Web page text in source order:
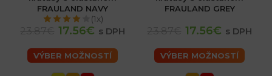
FRAULAND NAVY
(1x)
17.56€ s DPH
VÝBER MOŽNOSTÍ
FRAULAND GREY
17.56€ s DPH
VÝBER MOŽNOSTÍ